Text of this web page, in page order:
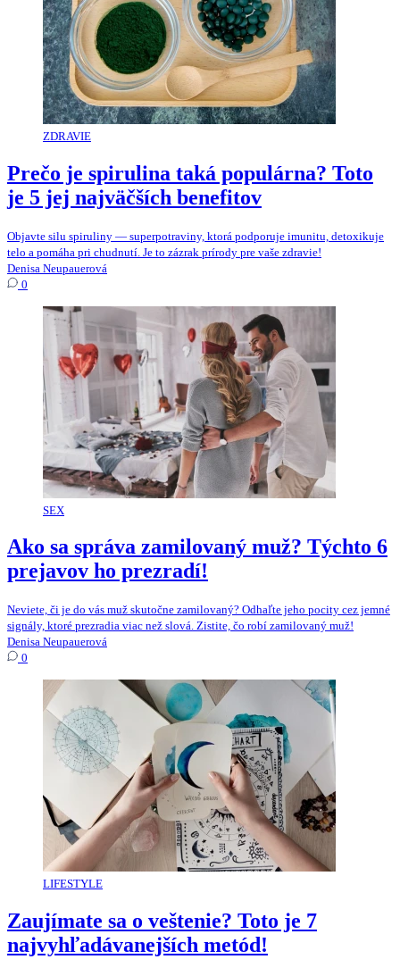
ZDRAVIE
Prečo je spirulina taká populárna? Toto
je 5 jej najväčších benefitov
Objavte silu spiruliny — superpotraviny, ktorá podporuje imunitu, detoxikuje
telo a pomáha pri chudnutí. Je to zázrak prírody pre vaše zdravie!
Denisa Neupauerová
0
SEX
Ako sa správa zamilovaný muž? Týchto 6
prejavov ho prezradí!
Neviete, či je do vás muž skutočne zamilovaný? Odhaľte jeho pocity cez jemné
signály, ktoré prezradia viac než slová. Zistite, čo robí zamilovaný muž!
Denisa Neupauerová
0
LIFESTYLE
Zaujímate sa o veštenie? Toto je 7
najvyhľadávanejších metód!